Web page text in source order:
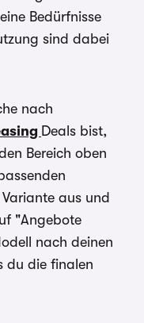
Bedürfnisse
sind dabei
nach
Deals bist,
Bereich oben
aus und
"Angebote
nach deinen
du die finalen